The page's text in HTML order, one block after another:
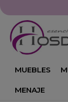
MUEBLES
MENAJE